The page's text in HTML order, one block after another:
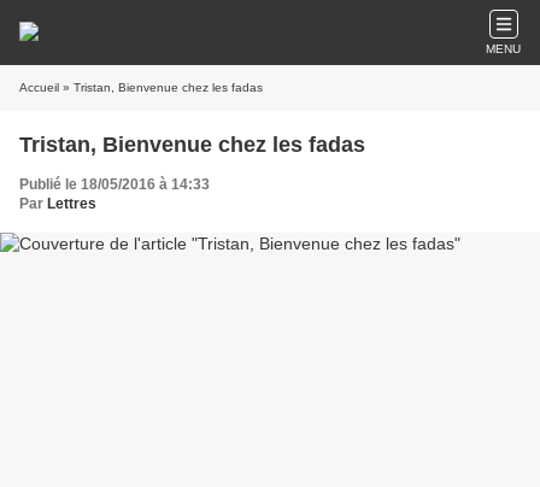
MENU
Accueil » Tristan, Bienvenue chez les fadas
Tristan, Bienvenue chez les fadas
Publié le 18/05/2016 à 14:33
Par Lettres